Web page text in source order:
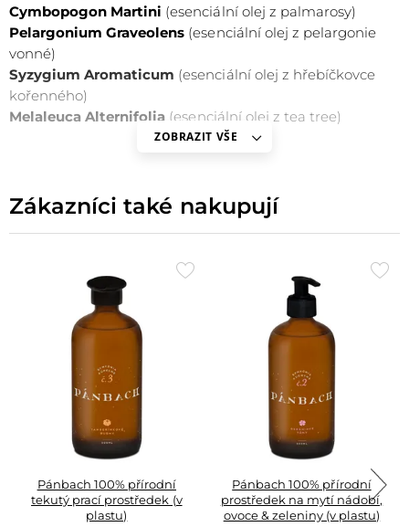
Cymbopogon Martini (esenciální olej z palmarosy)
Pelargonium Graveolens (esenciální olej z pelargonie
vonné)
Syzygium Aromaticum (esenciální olej z hřebíčkovce
kořenného)
Melaleuca Alternifolia (esenciální olej z tea tree)
ZOBRAZIT VŠE
Zákazníci také nakupují
Přidat
oblíbených
Pánbach 100% přírodní
tekutý prací prostředek (v
plastu)
Pánbach 100% přírodní
prostředek na mytí nádobí,
ovoce & zeleniny (v plastu)